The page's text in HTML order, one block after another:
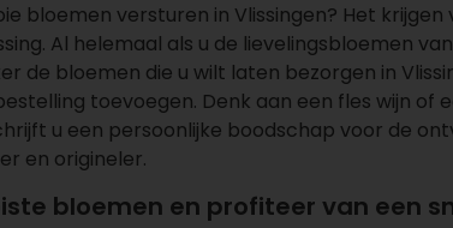
bloemen versturen in Vlissingen? Het
Al helemaal als u de lievelingsbloemen
de bloemen die u wilt laten bezorgen in
toevoegen. Denk aan een fles wijn of
u een persoonlijke boodschap voor de
en origineler.
bloemen en profiteer van een